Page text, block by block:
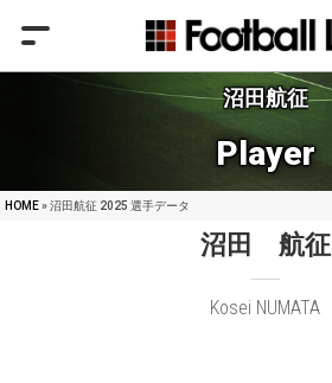
沼田航征
Player
HOME» 沼田航征 2025 選手データ
沼田 航征
Kosei NUMATA